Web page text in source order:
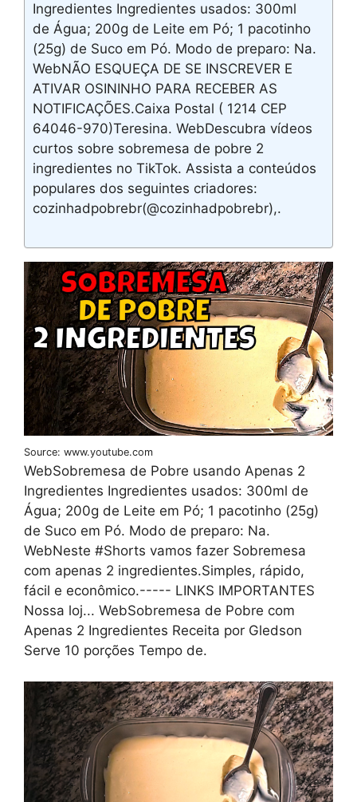
Ingredientes Ingredientes usados: 300ml
de Água; 200g de Leite em Pó; 1 pacotinho
(25g) de Suco em Pó. Modo de preparo: Na.
WebNÃO ESQUEÇA DE SE INSCREVER E
ATIVAR OSININHO PARA RECEBER AS
NOTIFICAÇÕES.Caixa Postal ( 1214 CEP
64046-970)Teresina. WebDescubra vídeos
curtos sobre sobremesa de pobre 2
ingredientes no TikTok. Assista a conteúdos
populares dos seguintes criadores:
cozinhadpobrebr(@cozinhadpobrebr),.
Source: www.youtube.com
WebSobremesa de Pobre usando Apenas 2
Ingredientes Ingredientes usados: 300ml de
Água; 200g de Leite em Pó; 1 pacotinho (25g)
de Suco em Pó. Modo de preparo: Na.
WebNeste #Shorts vamos fazer Sobremesa
com apenas 2 ingredientes.Simples, rápido,
fácil e econômico.----- LINKS IMPORTANTES
Nossa loj... WebSobremesa de Pobre com
Apenas 2 Ingredientes Receita por Gledson
Serve 10 porções Tempo de.